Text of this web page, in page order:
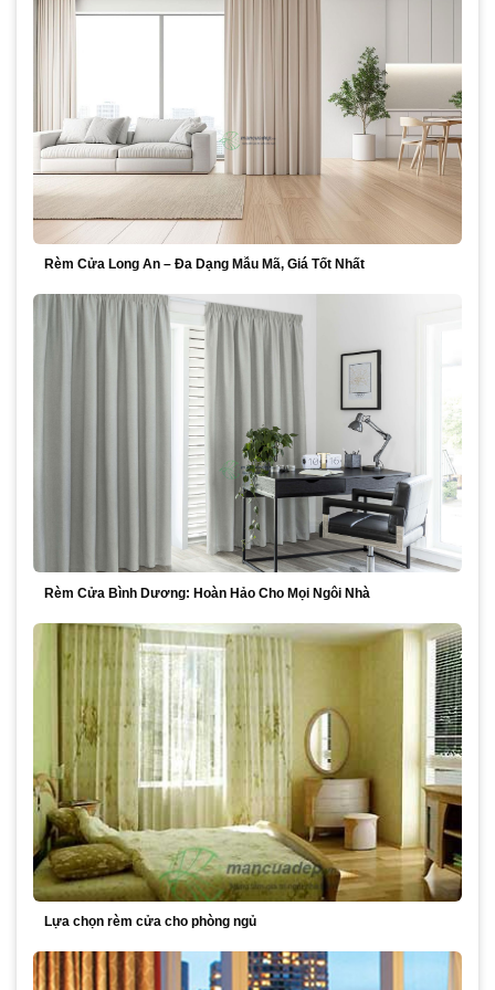
Rèm Cửa Long An – Đa Dạng Mẫu Mã, Giá Tốt Nhất
Rèm Cửa Bình Dương: Hoàn Hảo Cho Mọi Ngôi Nhà
Lựa chọn rèm cửa cho phòng ngủ